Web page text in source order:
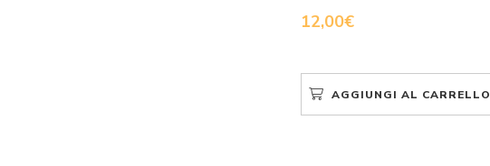
12,00€
AGGIUNGI AL CARRELLO